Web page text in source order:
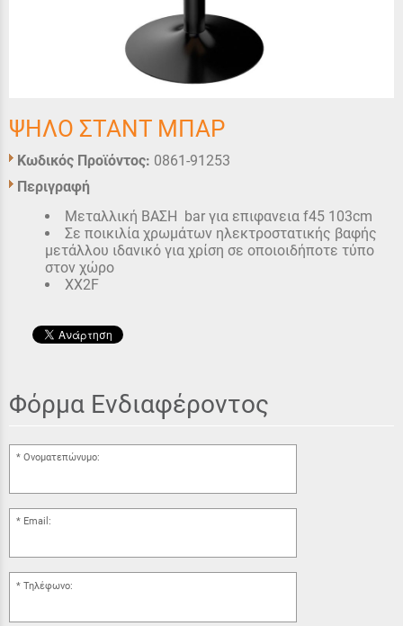
ΨΗΛΟ ΣΤΑΝΤ ΜΠΑΡ
Κωδικός Προϊόντος: 0861-91253
Περιγραφή
Μεταλλική ΒΑΣΗ bar για επιφανεια f45 103cm
Σε ποικιλία χρωμάτων ηλεκτροστατικής βαφής
μετάλλου ιδανικό για χρίση σε οποιοιδήποτε τύπο
στον χώρο
XX2F
Φόρμα Ενδιαφέροντος
Ονοματεπώνυμο:
Email:
Τηλέφωνο: